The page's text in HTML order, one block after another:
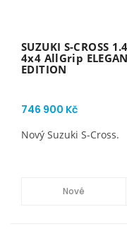
SUZUKI S-CROSS
4x4 AllGrip
EDITION
746 900 Kč
Nový Suzuki S-Cross.
Nové